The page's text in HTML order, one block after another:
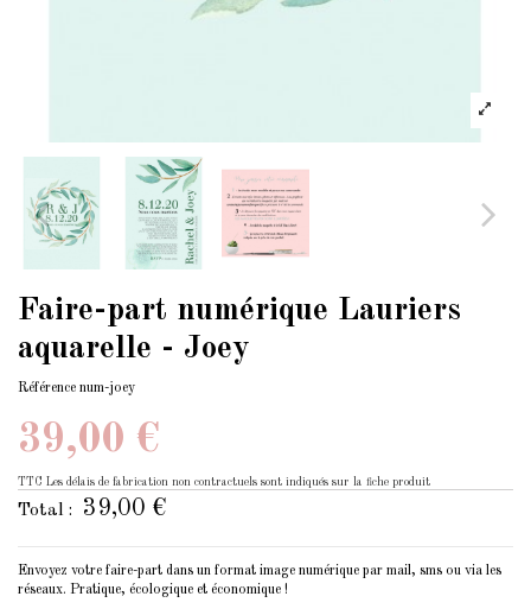
Faire-part numérique Lauriers
aquarelle - Joey
Référence num-joey
39,00 €
TTC Les délais de fabrication non contractuels sont indiqués sur la fiche produit
Total : 39,00 €
Envoyez votre faire-part dans un format image numérique par mail, sms ou via les
réseaux. Pratique, écologique et économique !